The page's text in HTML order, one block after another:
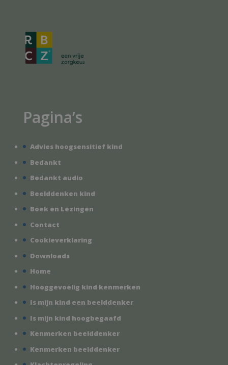
Pagina’s
Advies hoogsensitief kind
Bedankt
Bedankt audio
Beelddenken kind
Boek en Lezingen
Contact
Cookieverklaring
Downloads
Home
Hooggevoelig kind kenmerken
Is mijn kind een beelddenker
Is mijn kind hoogbegaafd
Kenmerken beelddenker
Kenmerken beelddenker